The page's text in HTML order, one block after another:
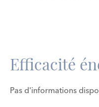
Efficacité
Pas d'informations